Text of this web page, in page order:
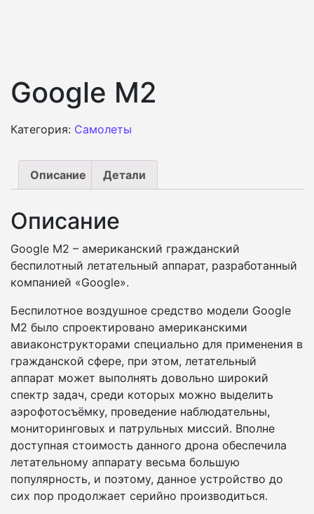
Google M2
Категория: Самолеты
Описание Детали
Описание
Google M2 – американский гражданский
беспилотный летательный аппарат, разработанный
компанией «Google».
Беспилотное воздушное средство модели Google
M2 было спроектировано американскими
авиаконструкторами специально для применения в
гражданской сфере, при этом, летательный
аппарат может выполнять довольно широкий
спектр задач, среди которых можно выделить
аэрофотосъёмку, проведение наблюдательны,
мониторинговых и патрульных миссий. Вполне
доступная стоимость данного дрона обеспечила
летательному аппарату весьма большую
популярность, и поэтому, данное устройство до
сих пор продолжает серийно производиться.